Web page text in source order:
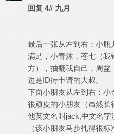
回复 4# 九月
最后一张从左到右：小
满足，小青沐，苍七（
方），抽翻我自己，周
边是ID待申请的大叔。
下面小朋友从左到右：
很顽皮的小朋友（虽然
他英文名叫jack,中文名
（该小朋友马步扎得很